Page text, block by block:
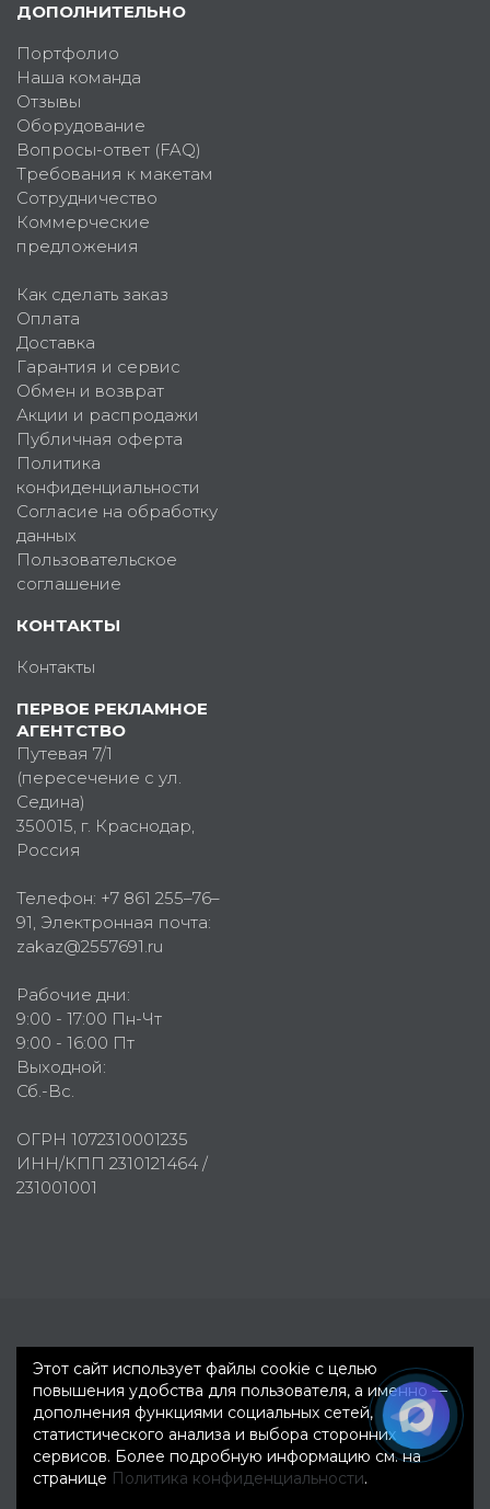
ДОПОЛНИТЕЛЬНО
Портфолио
Наша команда
Отзывы
Оборудование
Вопросы-ответ (FAQ)
Требования к макетам
Сотрудничество
Коммерческие
предложения
Как сделать заказ
Оплата
Доставка
Гарантия и сервис
Обмен и возврат
Акции и распродажи
Публичная оферта
Политика
конфиденциальности
Согласие на обработку
данных
Пользовательское
соглашение
КОНТАКТЫ
Контакты
ПЕРВОЕ РЕКЛАМНОЕ
АГЕНТСТВО
Путевая 7/1
(пересечение с ул.
Седина)
350015, г. Краснодар,
Россия
Телефон: +7 861 255–76–
91, Электронная почта:
zakaz@2557691.ru
Рабочие дни:
9:00 - 17:00 Пн-Чт
9:00 - 16:00 Пт
Выходной:
Сб.-Вс.
ОГРН 1072310001235
ИНН/КПП 2310121464 /
231001001
Этот сайт использует файлы cookie с целью
повышения удобства для пользователя, а именно —
дополнения функциями социальных сетей,
статистического анализа и выбора сторонних
сервисов. Более подробную информацию см. на
странице Политика конфиденциальности.